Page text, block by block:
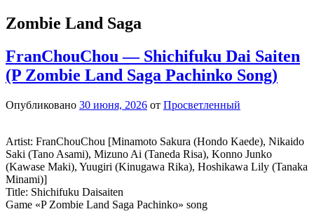
Zombie Land Saga
FranChouChou — Shichifuku Dai Saiten
(P Zombie Land Saga Pachinko Song)
Опубликовано 30 июня, 2026 от Просветленный
Artist: FranChouChou [Minamoto Sakura (Hondo Kaede), Nikaido
Saki (Tano Asami), Mizuno Ai (Taneda Risa), Konno Junko
(Kawase Maki), Yuugiri (Kinugawa Rika), Hoshikawa Lily (Tanaka
Minami)]
Title: Shichifuku Daisaiten
Game «P Zombie Land Saga Pachinko» song